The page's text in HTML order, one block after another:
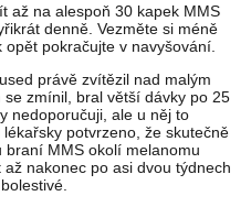
až na alespoň 30 kapek MMS
denně. Vezměte si méně
pokračujte v navyšování.
právě zvítězil nad malým
zmínil, bral větší dávky po 25
nedoporučuji, ale u něj to
potvrzeno, že skutečně
MMS okolí melanomu
nakonec po asi dvou týdnech